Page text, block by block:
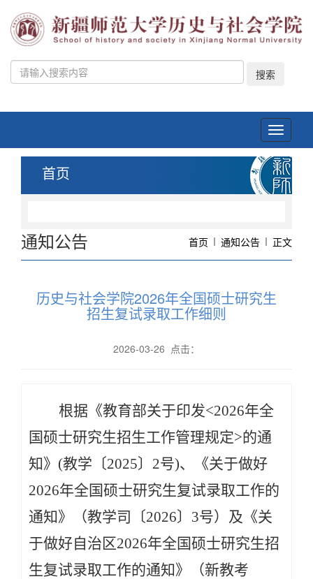
搜索
Toggle
首页
通知公告 首页 通知公告 正文
历史与社会学院2026年全国硕士研究生
招生复试录取工作细则
2026-03-26 点击：
根据《教育部关于印发<2026年全
国硕士研究生招生工作管理规定>的通
知》(教学〔2025〕2号)、《关于做好
2026年全国硕士研究生复试录取工作的
通知》（教学司〔2026〕3号）及《关
于做好自治区2026年全国硕士研究生招
生复试录取工作的通知》（新教考